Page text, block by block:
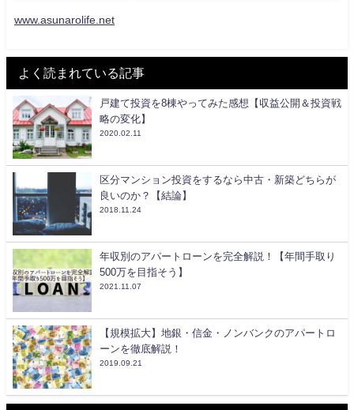
www.asunarolife.net
よく読まれている記事
戸建て投資を8棟やってみた感想【収益公開＆投資戦
略の変化】
2020.02.11
区分マンション投資をするなら中古・新築どちらが
良いのか？【結論】
2018.11.24
年収別のアパートローンを完全解説！【年間手取り
500万を目指そう】
2021.11.07
【規模拡大】地銀・信金・ノンバンクのアパートロ
ーンを徹底解説！
2019.09.21